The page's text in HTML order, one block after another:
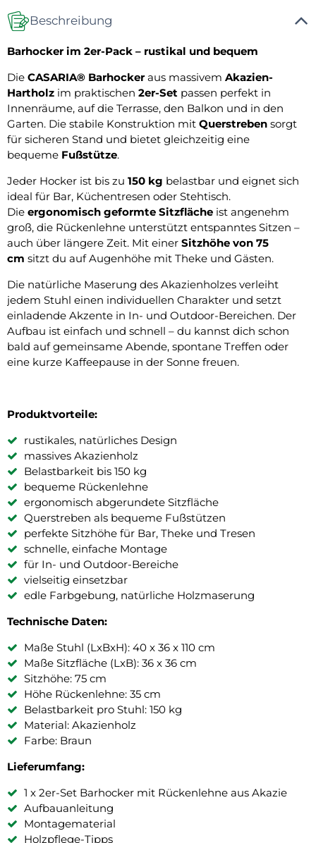
Beschreibung
Barhocker im 2er-Pack – rustikal und bequem
Die CASARIA® Barhockeraus massivem Akazien-
Hartholz im praktischen 2er-Set passen perfekt in
Innenräume, auf die Terrasse, den Balkon und in den
Garten. Die stabile Konstruktion mit Querstreben sorgt
für sicheren Stand und bietet gleichzeitig eine
bequeme Fußstütze.
Jeder Hocker ist bis zu 150 kg belastbar und eignet sich
ideal für Bar, Küchentresen oder Stehtisch.
Die ergonomisch geformte Sitzfläche ist angenehm
groß, die Rückenlehne unterstützt entspanntes Sitzen –
auch über längere Zeit. Mit einer Sitzhöhe von 75
cm sitzt du auf Augenhöhe mit Theke und Gästen.
Die natürliche Maserung des Akazienholzes verleiht
jedem Stuhl einen individuellen Charakter und setzt
einladende Akzente in In- und Outdoor-Bereichen. Der
Aufbau ist einfach und schnell – du kannst dich schon
bald auf gemeinsame Abende, spontane Treffen oder
eine kurze Kaffeepause in der Sonne freuen.
Produktvorteile:
rustikales, natürliches Design
massives Akazienholz
Belastbarkeit bis 150 kg
bequeme Rückenlehne
ergonomisch abgerundete Sitzfläche
Querstreben als bequeme Fußstützen
perfekte Sitzhöhe für Bar, Theke und Tresen
schnelle, einfache Montage
für In- und Outdoor-Bereiche
vielseitig einsetzbar
edle Farbgebung, natürliche Holzmaserung
Technische Daten:
Maße Stuhl (LxBxH): 40 x 36 x 110 cm
Maße Sitzfläche (LxB): 36 x 36 cm
Sitzhöhe: 75 cm
Höhe Rückenlehne: 35 cm
Belastbarkeit pro Stuhl: 150 kg
Material: Akazienholz
Farbe: Braun
Lieferumfang:
1 x 2er-Set Barhocker mit Rückenlehne aus Akazie
Aufbauanleitung
Montagematerial
Holzpflege-Tipps